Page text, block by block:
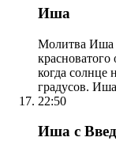
Иша
Молитва Иша
красноватого
когда солнце
градусов.
22:50
Иша с